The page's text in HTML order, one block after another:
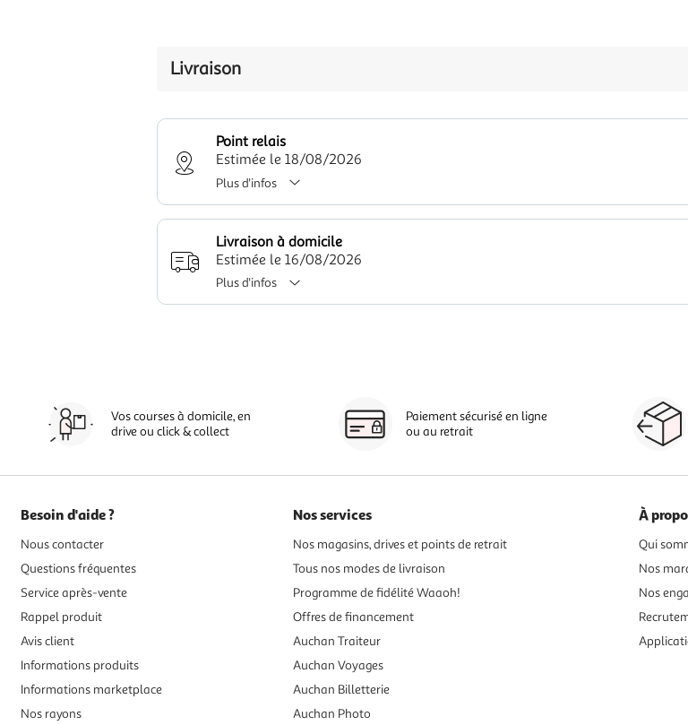
Livraison
Point relais
Estimée le 18/08/2026
Plus d'infos
Livraison à domicile
Estimée le 16/08/2026
Plus d'infos
Vos courses à domicile, en
drive ou click & collect
Paiement sécurisé en ligne
ou au retrait
Besoin d'aide ?
Nous contacter
Questions fréquentes
Service après-vente
Rappel produit
Avis client
Informations produits
Informations marketplace
Nos rayons
Nos services
Nos magasins, drives et points de retrait
Tous nos modes de livraison
Programme de fidélité Waaoh!
Offres de financement
Auchan Traiteur
Auchan Voyages
Auchan Billetterie
Auchan Photo
À
Qui
Nos
Nos